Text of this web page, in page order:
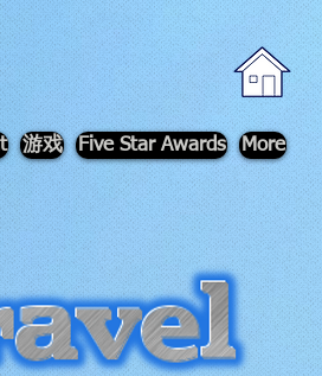
游戏 Five Star Awards More